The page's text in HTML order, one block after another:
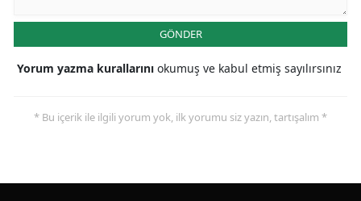
GÖNDER
Yorum yazma kurallarını okumuş ve kabul etmiş sayılırsınız
* Bu içerik ile ilgili yorum yok, ilk yorumu siz yazın, tartışalım *